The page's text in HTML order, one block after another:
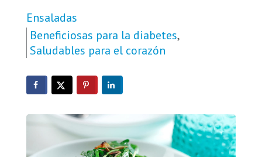
Ensaladas
Beneficiosas para la diabetes,
Saludables para el corazón